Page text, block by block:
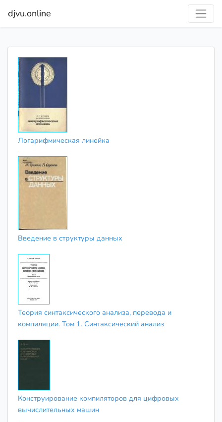
djvu.online
Логарифмическая линейка
Введение в структуры данных
Теория синтаксического анализа, перевода и
компиляции. Том 1. Синтаксический анализ
Конструирование компиляторов для цифровых
вычислительных машин